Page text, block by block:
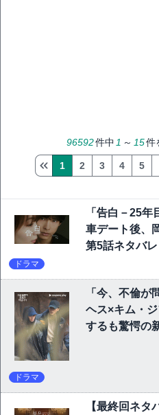
96592件中 1 ～ 15件
1 2 3 4 5
「告白－25
車デート後、
第5話ネタバ
ドラマ
「今、不倫が
ヘス×キム・
するも驚愕の
ドラマ
【最終回ネタ